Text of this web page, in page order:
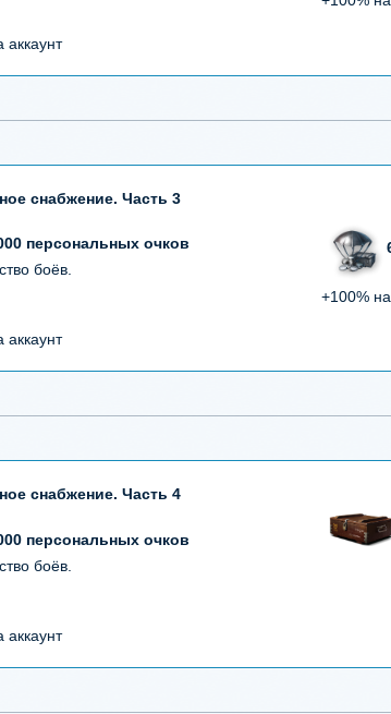
снабжение. Часть 3
+100%
персональных очков
боёв.
снабжение. Часть 4
персональных очков
боёв.